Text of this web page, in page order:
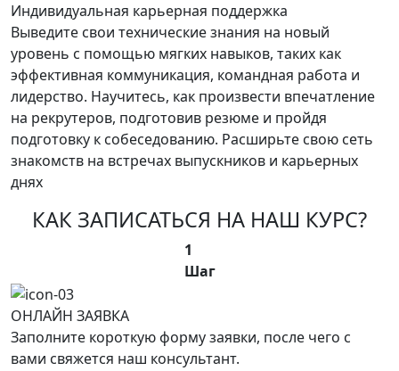
Индивидуальная карьерная поддержка
Выведите свои технические знания на новый
уровень с помощью мягких навыков, таких как
эффективная коммуникация, командная работа и
лидерство. Научитесь, как произвести впечатление
на рекрутеров, подготовив резюме и пройдя
подготовку к собеседованию. Расширьте свою сеть
знакомств на встречах выпускников и карьерных
днях
КАК ЗАПИСАТЬСЯ НА НАШ КУРС?
1
Шаг
ОНЛАЙН ЗАЯВКА
Заполните короткую форму заявки, после чего с
вами свяжется наш консультант.